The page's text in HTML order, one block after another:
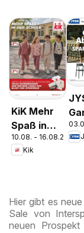
KiK Mehr
Spaß in
der Schule
10.08. - 16.08.2026
Kik
Hier gibt es
Sale von
neuen